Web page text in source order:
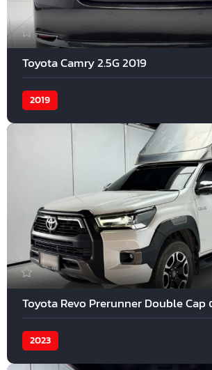
Toyota Camry 2.5G 2019
2019
Toyota Revo Prerunner Double Cap
2023